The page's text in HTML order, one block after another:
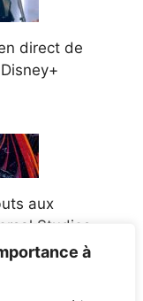
à
direct de
aux
Studios